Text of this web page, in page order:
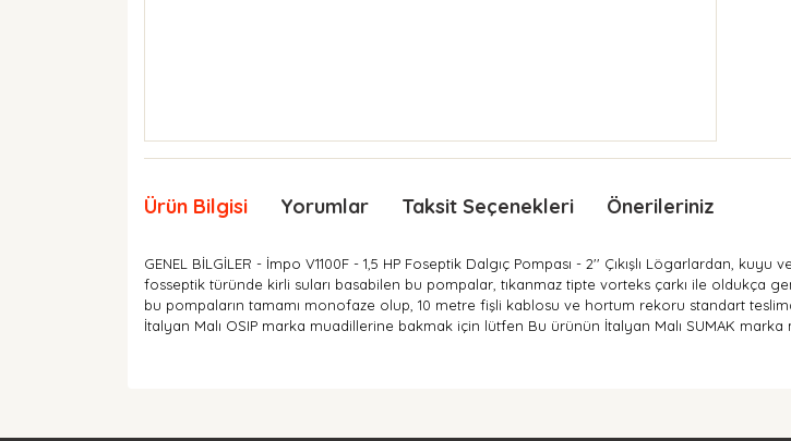
Ürün Bilgisi Yorumlar Taksit Seçenekleri Önerileriniz
GENEL BİLGİLER - İmpo V1100F - 1,5 HP Foseptik Dalgıç Pompası - 2'' Çıkışlı Lögarlardan,
fosseptik türünde kirli suları basabilen bu pompalar, tıkanmaz tipte vorteks çarkı ile oldukça
bu pompaların tamamı monofaze olup, 10 metre fişli kablosu ve hortum rekoru standart
İtalyan Malı OSIP marka muadillerine bakmak için lütfen Bu ürünün İtalyan Malı SUMAK